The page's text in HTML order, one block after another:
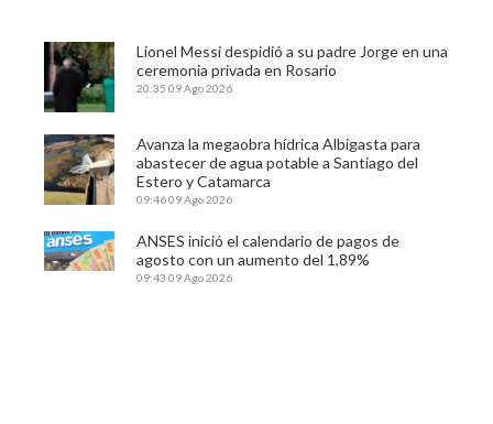
Lionel Messi despidió a su padre Jorge en una
ceremonia privada en Rosario
20:35 09 Ago 2026
Avanza la megaobra hídrica Albigasta para
abastecer de agua potable a Santiago del
Estero y Catamarca
09:4609 Ago 2026
ANSES inició el calendario de pagos de
agosto con un aumento del 1,89%
09:43 09 Ago 2026